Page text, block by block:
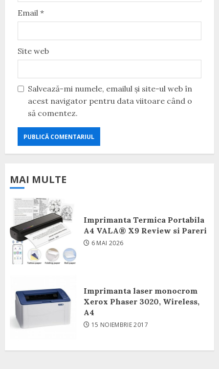
Email *
Site web
Salvează-mi numele, emailul și site-ul web în
acest navigator pentru data viitoare când o
să comentez.
MAI MULTE
Imprimanta Termica Portabila
A4 VALA® X9 Review si Pareri
6 MAI 2026
Imprimanta laser monocrom
Xerox Phaser 3020, Wireless,
A4
15 NOIEMBRIE 2017